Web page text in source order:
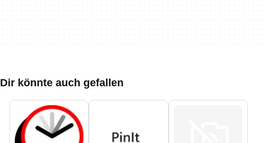
Dir könnte auch gefallen